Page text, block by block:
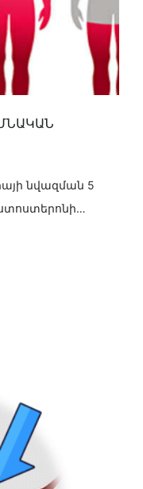
նվազման 5
հետո
է արյան [...]